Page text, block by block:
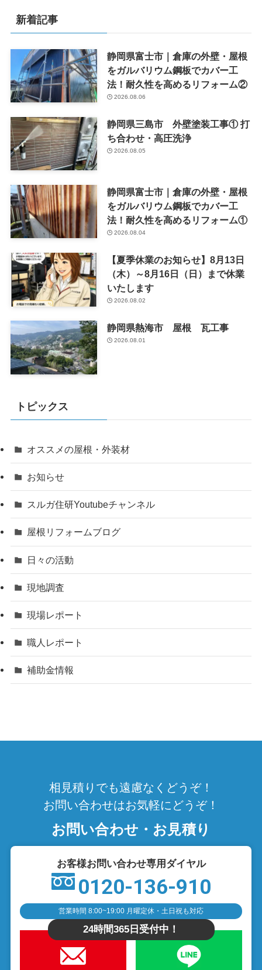
新着記事
静岡県富士市｜倉庫の外壁・屋根
をガルバリウム鋼板でカバー工
法！耐久性を高めるリフォーム②
2026.08.06
静岡県三島市 外壁塗装工事① 打
ち合わせ・高圧洗浄
2026.08.05
静岡県富士市｜倉庫の外壁・屋根
をガルバリウム鋼板でカバー工
法！耐久性を高めるリフォーム①
2026.08.04
【夏季休業のお知らせ】8月13日
（木）～8月16日（日）まで休業
いたします
2026.08.02
静岡県熱海市 屋根 瓦工事
2026.08.01
トピックス
オススメの屋根・外装材
お知らせ
スルガ住研Youtubeチャンネル
屋根リフォームブログ
日々の活動
現地調査
現場レポート
職人レポート
補助金情報
相見積りでも遠慮なくどうぞ！
お問い合わせはお気軽にどうぞ！
お問い合わせ・お見積り
お客様お問い合わせ専用ダイヤル
0120-136-910
営業時間 8:00~19:00 月曜定休・土日祝も対応
24時間365日受付中！